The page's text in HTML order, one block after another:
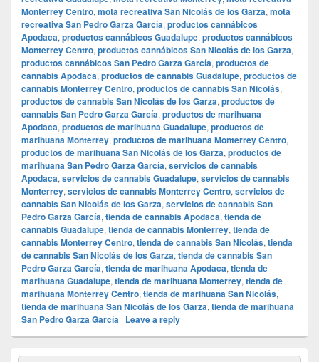
Monterrey Centro, mota recreativa San Nicolás de los Garza, mota
recreativa San Pedro Garza García, productos cannábicos
Apodaca, productos cannábicos Guadalupe, productos cannábicos
Monterrey Centro, productos cannábicos San Nicolás de los Garza,
productos cannábicos San Pedro Garza García, productos de
cannabis Apodaca, productos de cannabis Guadalupe, productos de
cannabis Monterrey Centro, productos de cannabis San Nicolás,
productos de cannabis San Nicolás de los Garza, productos de
cannabis San Pedro Garza García, productos de marihuana
Apodaca, productos de marihuana Guadalupe, productos de
marihuana Monterrey, productos de marihuana Monterrey Centro,
productos de marihuana San Nicolás de los Garza, productos de
marihuana San Pedro Garza García, servicios de cannabis
Apodaca, servicios de cannabis Guadalupe, servicios de cannabis
Monterrey, servicios de cannabis Monterrey Centro, servicios de
cannabis San Nicolás de los Garza, servicios de cannabis San
Pedro Garza García, tienda de cannabis Apodaca, tienda de
cannabis Guadalupe, tienda de cannabis Monterrey, tienda de
cannabis Monterrey Centro, tienda de cannabis San Nicolás, tienda
de cannabis San Nicolás de los Garza, tienda de cannabis San
Pedro Garza García, tienda de marihuana Apodaca, tienda de
marihuana Guadalupe, tienda de marihuana Monterrey, tienda de
marihuana Monterrey Centro, tienda de marihuana San Nicolás,
tienda de marihuana San Nicolás de los Garza, tienda de marihuana
San Pedro Garza García | Leave a reply
Primary